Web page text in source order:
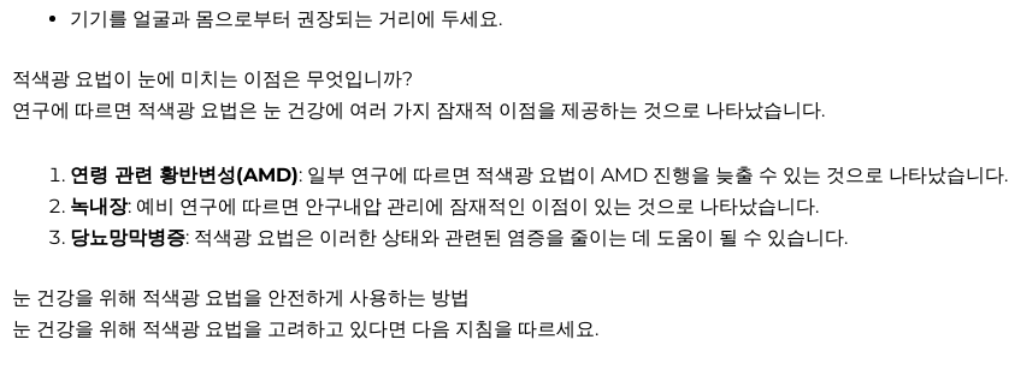
기기를 얼굴과 몸으로부터 권장되는 거리에 두세요.
적색광 요법이 눈에 미치는 이점은 무엇입니까?
연구에 따르면 적색광 요법은 눈 건강에 여러 가지 잠재적 이점을 제공하는 것으로 나타났습니다.
연령 관련 황반변성(AMD): 일부 연구에 따르면 적색광 요법이 AMD 진행을 늦출 수 있는 것으로 나타났습니다.
녹내장: 예비 연구에 따르면 안구내압 관리에 잠재적인 이점이 있는 것으로 나타났습니다.
당뇨망막병증: 적색광 요법은 이러한 상태와 관련된 염증을 줄이는 데 도움이 될 수 있습니다.
눈 건강을 위해 적색광 요법을 안전하게 사용하는 방법
눈 건강을 위해 적색광 요법을 고려하고 있다면 다음 지침을 따르세요.